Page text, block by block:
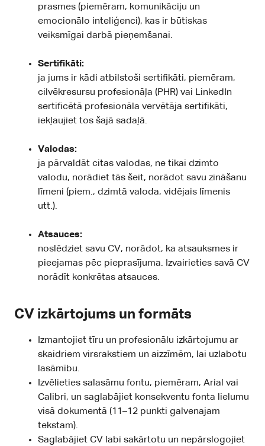
prasmes (piemēram, komunikāciju un
emocionālo inteliģenci), kas ir būtiskas
veiksmīgai darbā pieņemšanai.
Sertifikāti:
ja jums ir kādi atbilstoši sertifikāti, piemēram,
cilvēkresursu profesionāļa (PHR) vai LinkedIn
sertificētā profesionāla vervētāja sertifikāti,
iekļaujiet tos šajā sadaļā.
Valodas:
ja pārvaldāt citas valodas, ne tikai dzimto
valodu, norādiet tās šeit, norādot savu zināšanu
līmeni (piem., dzimtā valoda, vidējais līmenis
utt.).
Atsauces:
noslēdziet savu CV, norādot, ka atsauksmes ir
pieejamas pēc pieprasījuma. Izvairieties savā CV
norādīt konkrētas atsauces.
CV izkārtojums un formāts
Izmantojiet tīru un profesionālu izkārtojumu ar
skaidriem virsrakstiem un aizzīmēm, lai uzlabotu
lasāmību.
Izvēlieties salasāmu fontu, piemēram, Arial vai
Calibri, un saglabājiet konsekventu fonta lielumu
visā dokumentā (11–12 punkti galvenajam
tekstam).
Saglabājiet CV labi sakārtotu un nepārslogojiet